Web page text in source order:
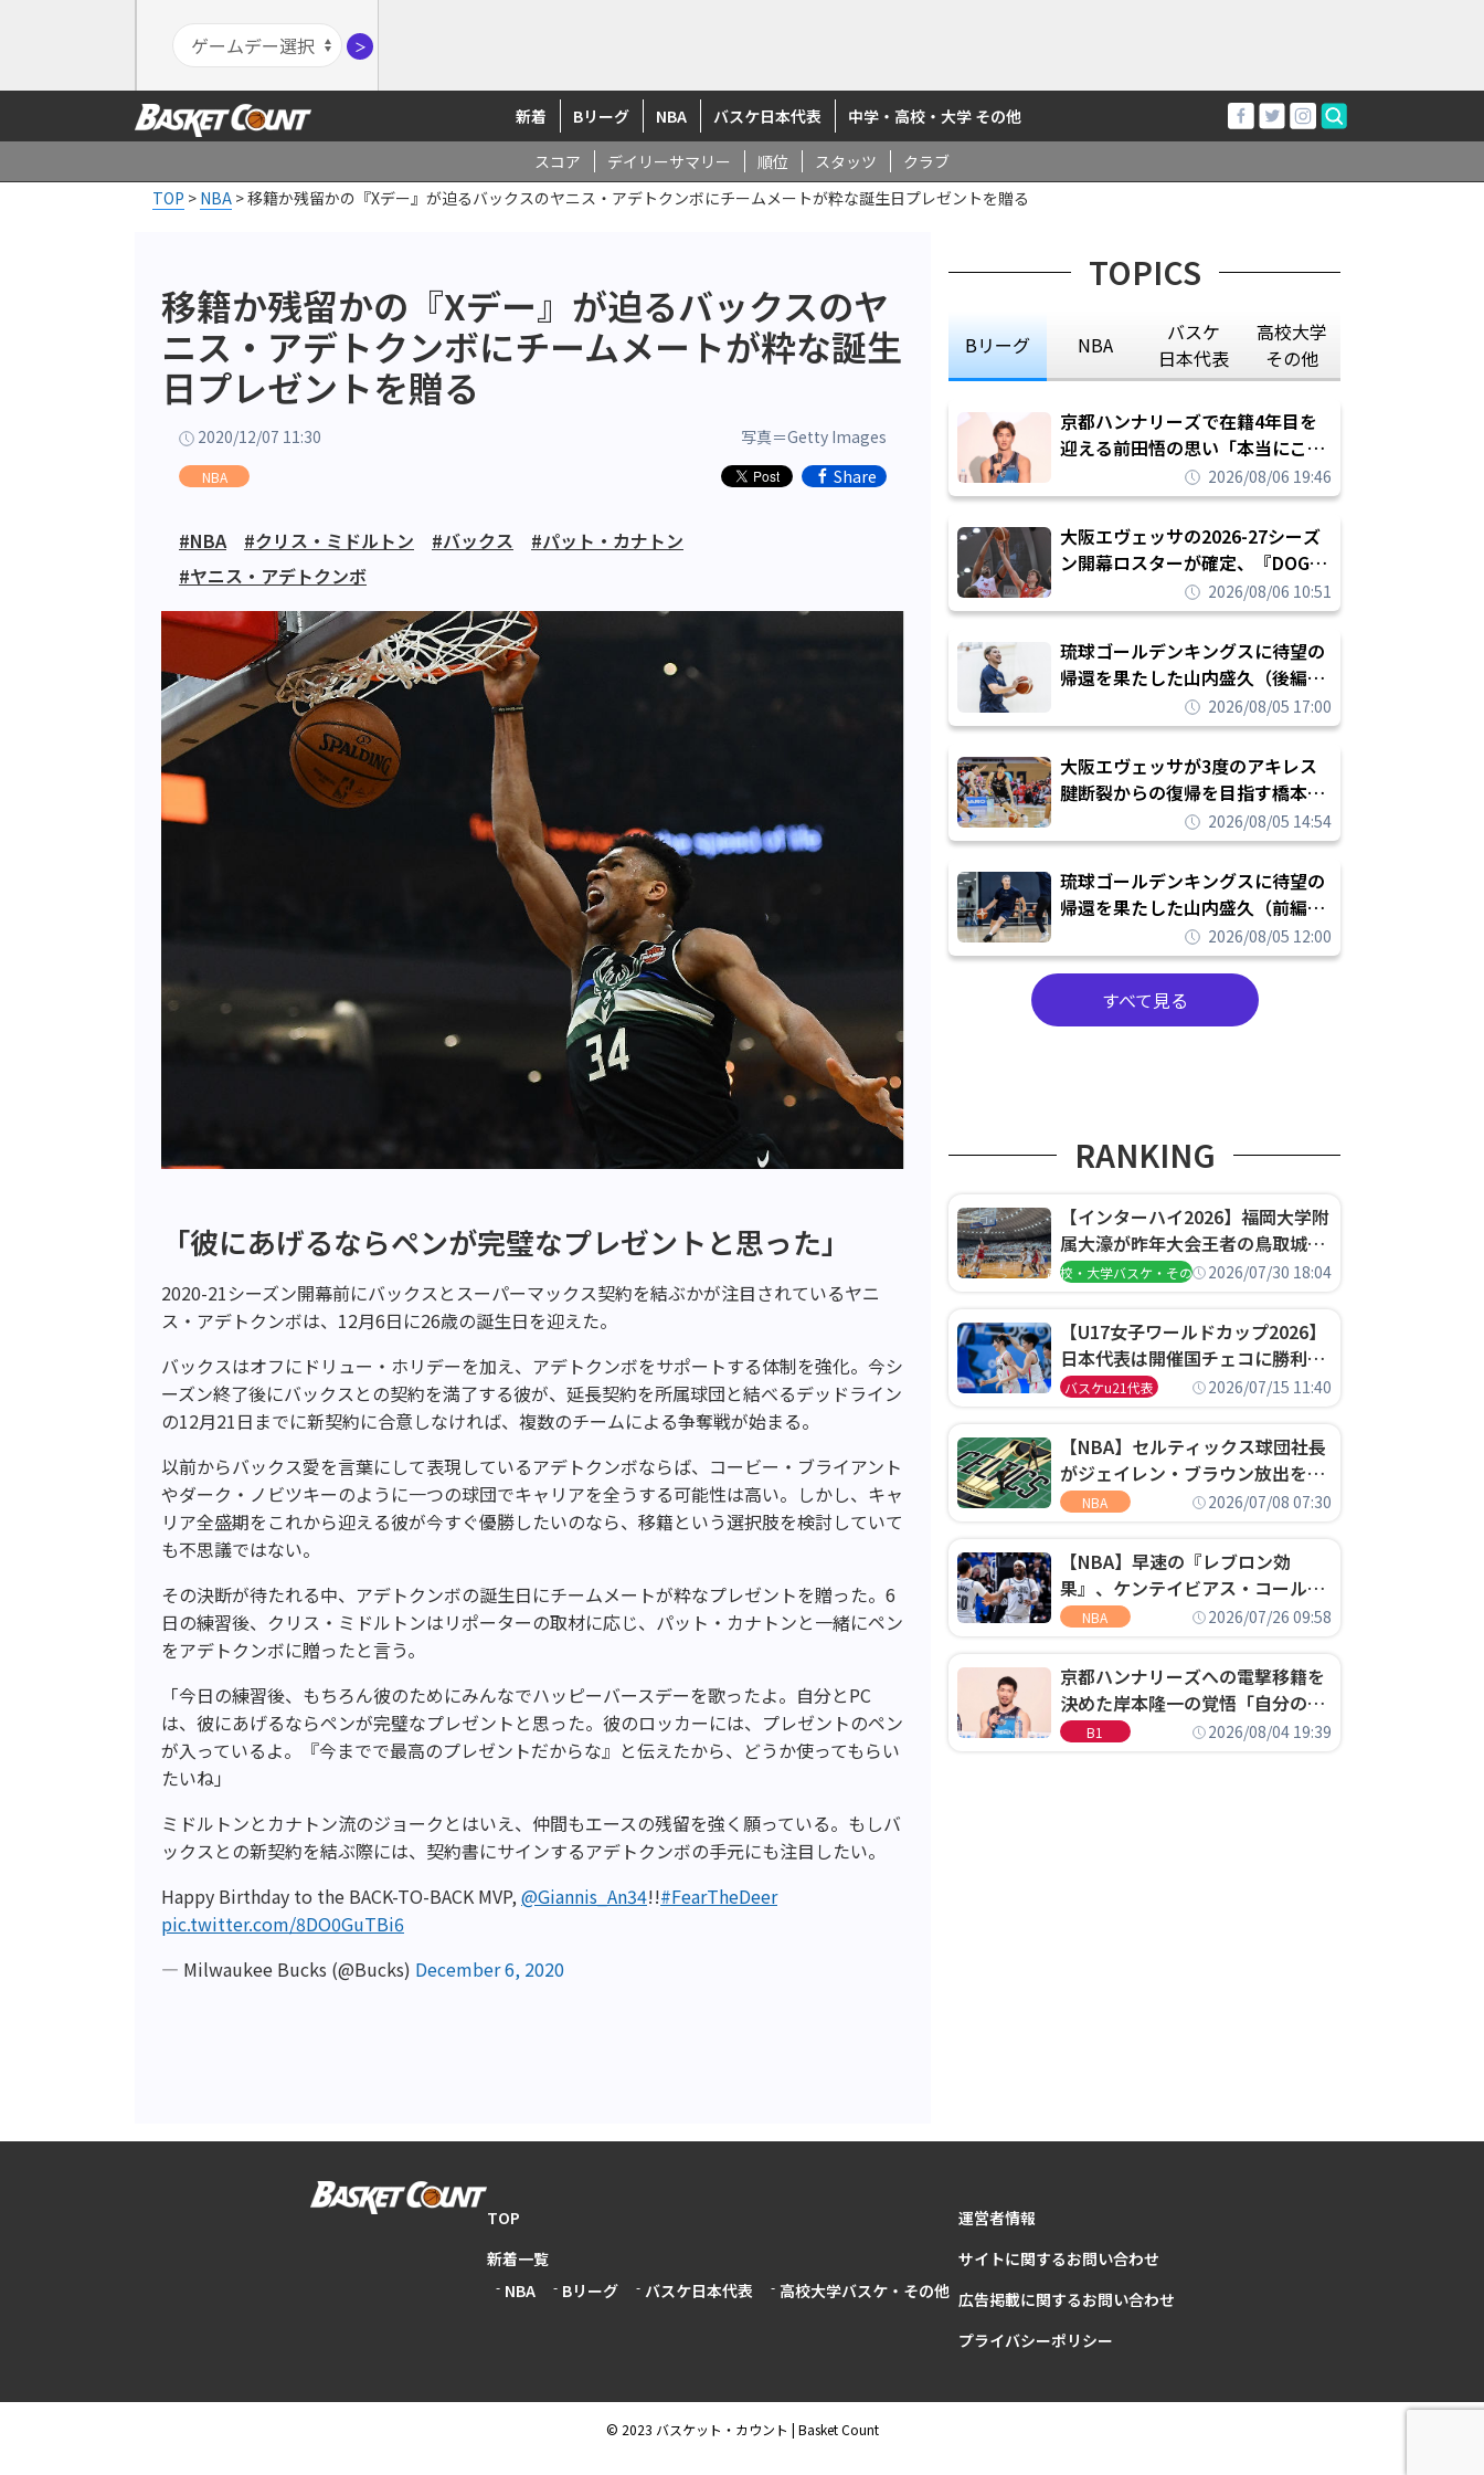
＞
新着 Bリーグ NBA バスケ日本代表 中学・高校・大学 その他
スコア デイリーサマリー 順位 スタッツ
クラブ
TOP > NBA >移籍か残留かの『Xデー』が迫るバックスのヤニス・アデトクンボにチームメートが粋な誕生日プレゼントを贈る
移籍か残留かの『Xデー』が迫るバックスのヤ
ニス・アデトクンボにチームメートが粋な誕生
日プレゼントを贈る
2020/12/07 11:30 写真＝Getty Images
NBA Share
#NBA #クリス・ミドルトン #バックス
#パット・カナトン
#ヤニス・アデトクンボ
「彼にあげるならペンが完璧なプレゼントと思った」
2020-21シーズン開幕前にバックスとスーパーマックス契約を結ぶかが注目されているヤニ
ス・アデトクンボは、12月6日に26歳の誕生日を迎えた。
バックスはオフにドリュー・ホリデーを加え、アデトクンボをサポートする体制を強化。今シ
ーズン終了後にバックスとの契約を満了する彼が、延長契約を所属球団と結べるデッドライン
の12月21日までに新契約に合意しなければ、複数のチームによる争奪戦が始まる。
以前からバックス愛を言葉にして表現しているアデトクンボならば、コービー・ブライアント
やダーク・ノビツキーのように一つの球団でキャリアを全うする可能性は高い。しかし、キャ
リア全盛期をこれから迎える彼が今すぐ優勝したいのなら、移籍という選択肢を検討していて
も不思議ではない。
その決断が待たれる中、アデトクンボの誕生日にチームメートが粋なプレゼントを贈った。6
日の練習後、クリス・ミドルトンはリポーターの取材に応じ、パット・カナトンと一緒にペン
をアデトクンボに贈ったと言う。
「今日の練習後、もちろん彼のためにみんなでハッピーバースデーを歌ったよ。自分とPC
は、彼にあげるならペンが完璧なプレゼントと思った。彼のロッカーには、プレゼントのペン
が入っているよ。『今までで最高のプレゼントだからな』と伝えたから、どうか使ってもらい
たいね」
ミドルトンとカナトン流のジョークとはいえ、仲間もエースの残留を強く願っている。もしバ
ックスとの新契約を結ぶ際には、契約書にサインするアデトクンボの手元にも注目したい。
Happy Birthday to the BACK-TO-BACK MVP, @Giannis_An34!!#FearTheDeer
pic.twitter.com/8DO0GuTBi6
— Milwaukee Bucks (@Bucks) December 6, 2020
TOPICS
Bリーグ NBA
バスケ
日本代表
高校大学
その他
京都ハンナリーズで在籍4年目を
迎える前田悟の思い「本当にこの
チームで勝ちたい、負けたまま舐
められたまま終わりたくない」
2026/08/06 19:46
大阪エヴェッサの2026-27シーズ
ン開幕ロスターが確定、『DOG
FIGHT』のチームカルチャーを推
し進めて結果を求めるシーズンへ
2026/08/06 10:51
琉球ゴールデンキングスに待望の
帰還を果たした山内盛久（後編）
「1人のウチナーンチュとしてみ
んなが誇りに思えるチームにして
いく」
2026/08/05 17:00
大阪エヴェッサが3度のアキレス
腱断裂からの復帰を目指す橋本拓
哉と契約を締結「もう一度コート
に立ちたい」
2026/08/05 14:54
琉球ゴールデンキングスに待望の
帰還を果たした山内盛久（前編）
「キングスが積み上げてきたもの
を次の世代に繋いでいくのがやり
甲斐」
2026/08/05 12:00
すべて見る
RANKING
【インターハイ2026】福岡大学附
属大濠が昨年大会王者の鳥取城北
を撃破、大阪薫英女学院は岐阜女
高校・大学バスケ・その他2026/07/30 18:04
【U17女子ワールドカップ2026】
日本代表は開催国チェコに勝利し
て予選グループ3連勝で首位通
決定
バスケu21代表 2026/07/15 11:40
【NBA】セルティックス球団社長
がジェイレン・ブラウン放出を説
明「キャップの70％が2人の選手
NBA 2026/07/08 07:30
【NBA】早速の『レブロン効
果』、ケンテイビアス・コールド
ウェル・ポープがセブンティシク
NBA 2026/07/26 09:58
京都ハンナリーズへの電撃移籍を
決めた岸本隆一の覚悟「自分のエ
ゴというちっぽけなことのため
B1 2026/08/04 19:39
TOP
新着一覧
NBA
Bリーグ バスケ日本代表 高校大学バスケ・その他
運営者情報
サイトに関するお問い合わせ
広告掲載に関するお問い合わせ
プライバシーポリシー
© 2023 バスケット・カウント | Basket Count